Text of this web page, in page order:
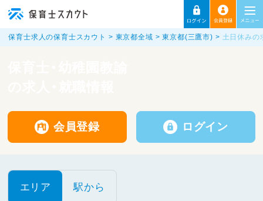
保育士求人の保育士スカウト 東京都全域 東京都(三鷹市) 土日休みの
会員登録 ログイン
エリア 駅から